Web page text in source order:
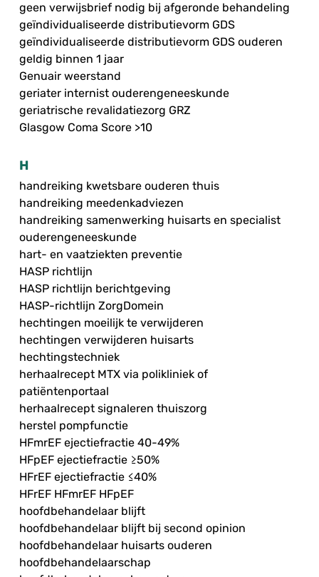
geen verwijsbrief nodig bij afgeronde behandeling
geïndividualiseerde distributievorm GDS
geïndividualiseerde distributievorm GDS ouderen
geldig binnen 1 jaar
Genuair weerstand
geriater internist ouderengeneeskunde
geriatrische revalidatiezorg GRZ
Glasgow Coma Score >10
H
handreiking kwetsbare ouderen thuis
handreiking meedenkadviezen
handreiking samenwerking huisarts en specialist
ouderengeneeskunde
hart- en vaatziekten preventie
HASP richtlijn
HASP richtlijn berichtgeving
HASP-richtlijn ZorgDomein
hechtingen moeilijk te verwijderen
hechtingen verwijderen huisarts
hechtingstechniek
herhaalrecept MTX via polikliniek of
patiëntenportaal
herhaalrecept signaleren thuiszorg
herstel pompfunctie
HFmrEF ejectiefractie 40-49%
HFpEF ejectiefractie ≥50%
HFrEF ejectiefractie ≤40%
HFrEF HFmrEF HFpEF
hoofdbehandelaar blijft
hoofdbehandelaar blijft bij second opinion
hoofdbehandelaar huisarts ouderen
hoofdbehandelaarschap